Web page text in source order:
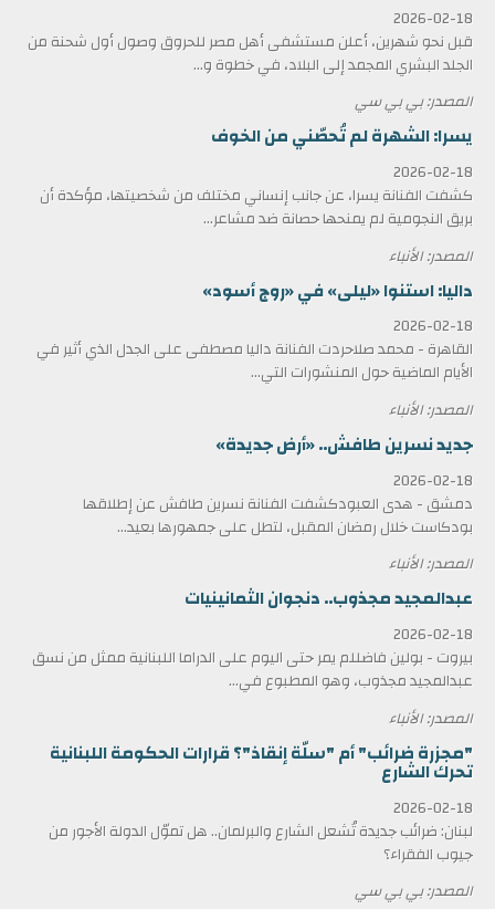
2026-02-18
قبل نحو شهرين، أعلن مستشفى أهل مصر للحروق وصول أول شحنة من
الجلد البشري المجمد إلى البلاد، في خطوة و...
المصدر: بي بي سي
يسرا: الشهرة لم تُحصّني من الخوف
2026-02-18
كشفت الفنانة يسرا، عن جانب إنساني مختلف من شخصيتها، مؤكدة أن
بريق النجومية لم يمنحها حصانة ضد مشاعر...
المصدر: الأنباء
داليا: استنوا «ليلى» في «روج أسود»
2026-02-18
القاهرة - محمد صلاحردت الفنانة داليا مصطفى على الجدل الذي أثير في
الأيام الماضية حول المنشورات التي...
المصدر: الأنباء
جديد نسرين طافش.. «أرض جديدة»
2026-02-18
دمشق - هدى العبودكشفت الفنانة نسرين طافش عن إطلاقها
بودكاست خلال رمضان المقبل، لتطل على جمهورها بعيد...
المصدر: الأنباء
عبدالمجيد مجذوب.. دنجوان الثمانينيات
2026-02-18
بيروت - بولين فاضللم يمر حتى اليوم على الدراما اللبنانية ممثل من نسق
عبدالمجيد مجذوب، وهو المطبوع في...
المصدر: الأنباء
"مجزرة ضرائب" أم "سلّة إنقاذ"؟ قرارات الحكومة اللبنانية
تحرك الشارع
2026-02-18
لبنان: ضرائب جديدة تُشعل الشارع والبرلمان.. هل تموّل الدولة الأجور من
جيوب الفقراء؟
المصدر: بي بي سي